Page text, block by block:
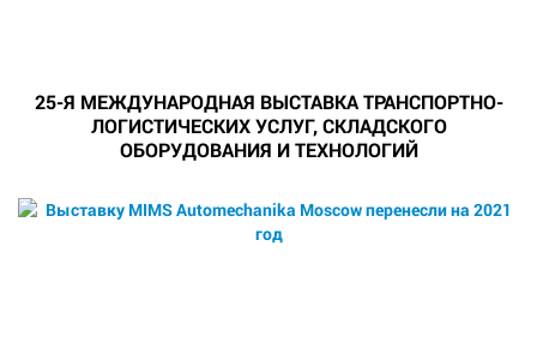
25-Я МЕЖДУНАРОДНАЯ ВЫСТАВКА ТРАНСПОРТНО-
ЛОГИСТИЧЕСКИХ УСЛУГ, СКЛАДСКОГО
ОБОРУДОВАНИЯ И ТЕХНОЛОГИЙ